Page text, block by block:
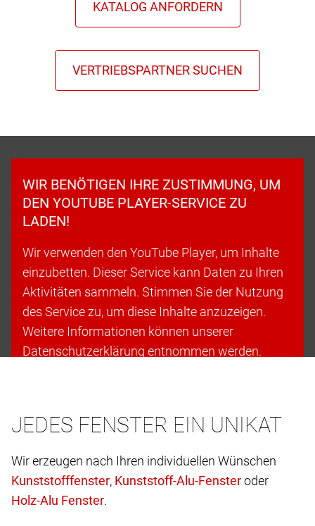
WIR BENÖTIGEN IHRE ZUSTIMMUNG, UM
DEN YOUTUBE PLAYER-SERVICE ZU
LADEN!
Wir verwenden den YouTube Player, um Inhalte
einzubetten. Dieser Service kann Daten zu Ihren
Aktivitäten sammeln. Stimmen Sie der Nutzung
des Service zu, um diese Inhalte anzuzeigen.
Weitere Informationen können unserer
Datenschutzerklärung entnommen werden.
JEDES FENSTER EIN UNIKAT
Wir erzeugen nach Ihren individuellen Wünschen
,
oder
.